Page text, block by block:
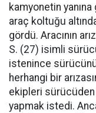
kamyonetin
araç koltuğu
gördü. Aracının
S. (27) isimli
istenince
herhangi bir
ekipleri
yapmak istedi.